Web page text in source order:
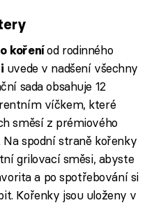
kořeníod rodinného
uvede v nadšení všechny
sada obsahuje 12
víčkem, které
směsí z prémiového
spodní straně kořenky
grilovací směsi, abyste
a po spotřebování si
Kořenky jsou uloženy v